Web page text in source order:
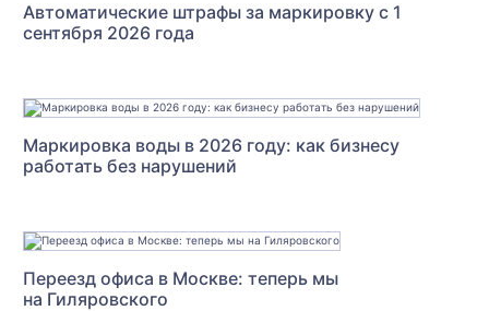
Автоматические штрафы за маркировку с 1
сентября 2026 года
Маркировка воды в 2026 году: как бизнесу
работать без нарушений
Переезд офиса в Москве: теперь мы
на Гиляровского